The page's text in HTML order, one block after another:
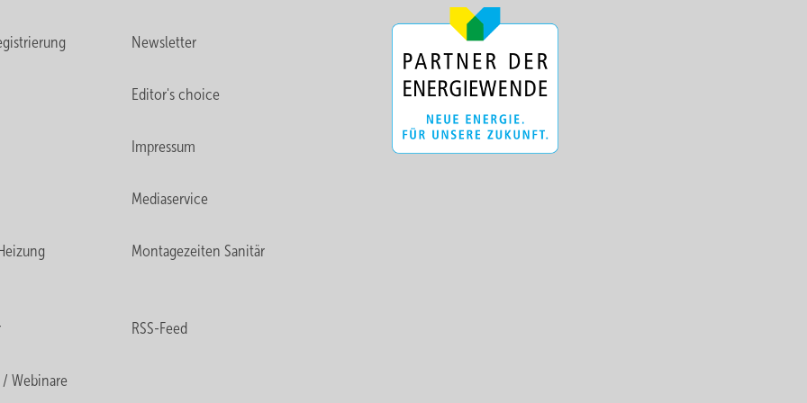
Newsletter
Editor's choice
Impressum
Mediaservice
Montagezeiten Sanitär
RSS-Feed
Webinare